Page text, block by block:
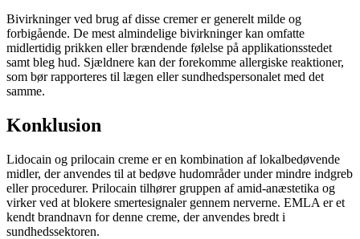
Bivirkninger ved brug af disse cremer er generelt milde og
forbigående. De mest almindelige bivirkninger kan omfatte
midlertidig prikken eller brændende følelse på applikationsstedet
samt bleg hud. Sjældnere kan der forekomme allergiske reaktioner,
som bør rapporteres til lægen eller sundhedspersonalet med det
samme.
Konklusion
Lidocain og prilocain creme er en kombination af lokalbedøvende
midler, der anvendes til at bedøve hudområder under mindre indgreb
eller procedurer. Prilocain tilhører gruppen af amid-anæstetika og
virker ved at blokere smertesignaler gennem nerverne. EMLA er et
kendt brandnavn for denne creme, der anvendes bredt i
sundhedssektoren.